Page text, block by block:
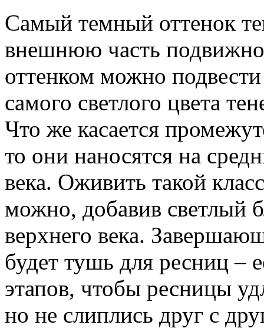
Самый темный оттенок
внешнюю часть
оттенком можно подвести
самого светлого цвета
Что же касается
то они наносятся на
века. Оживить такой
можно, добавив светлый
верхнего века.
будет тушь для ресниц –
этапов, чтобы ресницы
но не слиплись друг с